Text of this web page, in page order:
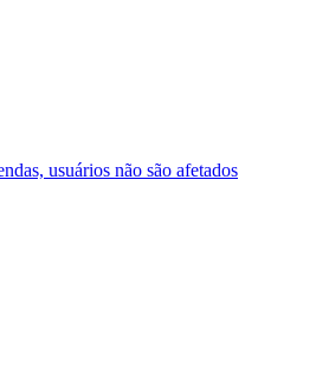
usuários não são afetados